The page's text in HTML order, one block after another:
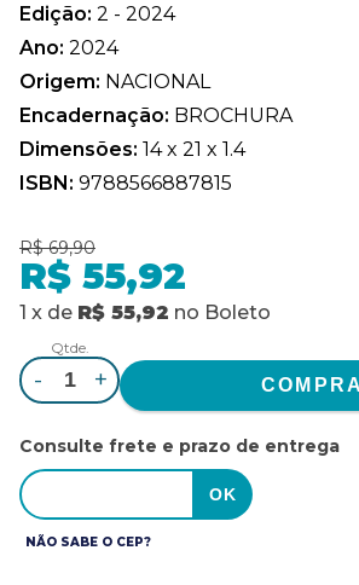
Edição: 2 - 2024
Ano: 2024
Origem: NACIONAL
Encadernação: BROCHURA
Dimensões: 14 x 21 x 1.4
ISBN: 9788566887815
R$ 69,90
R$ 55,92
1 x de R$ 55,92 no Boleto
Qtde.
- +
Consulte frete e prazo de entrega
NÃO SABE O CEP?